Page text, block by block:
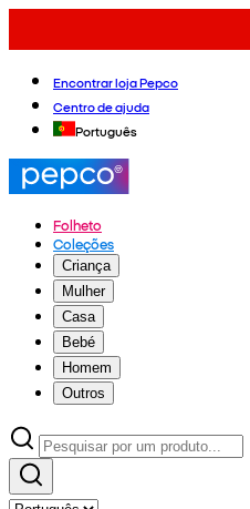
Encontrar loja Pepco
Centro de ajuda
Português
Folheto
Coleções
Criança
Mulher
Casa
Bebé
Homem
Outros